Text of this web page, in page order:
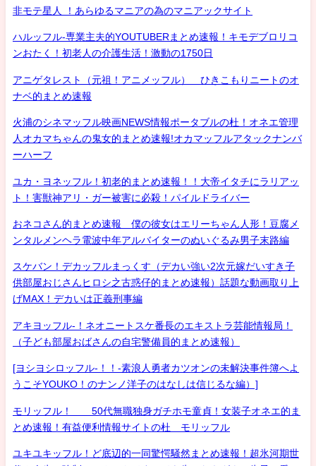
非モテ星人 ！あらゆるマニアの為のマニアックサイト
ハルッフル-専業主夫的YOUTUBERまとめ速報！キモデブロリコ
ンおたく！初老人の介護生活！激動の1750日
アニゲタレスト（元祖！アニメッフル） ひきこもりニートのオ
ナベ的まとめ速報
火浦のシネマッフル映画NEWS情報ポータブルの杜！オネエ管理
人オカマちゃんの鬼女的まとめ速報!オカマッフルアタックナンバ
ーハーフ
ユカ・ヨネッフル！初老的まとめ速報！！大帝イタチにラリアッ
ト！害獣神アリ・ガー被害に必殺！パイルドライバー
おネコさん的まとめ速報 僕の彼女はエリーちゃん人形！豆腐メ
ンタルメンヘラ電波中年アルバイターのぬいぐるみ男子末路編
スケバン！デカッフルまっくす（デカい強い2次元嫁だいすき子
供部屋おじさんヒロシ之古惑仔的まとめ速報）話題な動画取り上
げMAX！デカいは正義刑事編
アキヨッフル-！ネオニートスケ番長のエキストラ芸能情報局！
（子ども部屋おばさんの自宅警備員的まとめ速報）
[ヨシヨシロッフル-！！-素浪人勇者カツオンの未解決事件簿へよ
うこそYOUKO！のナンノ洋子のはなしは信じるな編）]
モリッフル！ 50代無職独身ガチホモ童貞！女装子オネエ的ま
とめ速報！有益便利情報サイトの杜 モリッフル
ユキユキッフル！ど底辺的一同驚愕騒然まとめ速報！超氷河期世